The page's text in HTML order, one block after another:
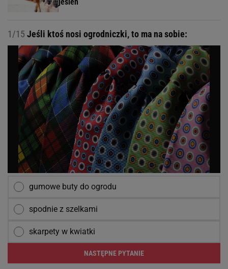
1/15 Jeśli ktoś nosi ogrodniczki, to ma na sobie:
gumowe buty do ogrodu
spodnie z szelkami
skarpety w kwiatki
NASTĘPNE PYTANIE